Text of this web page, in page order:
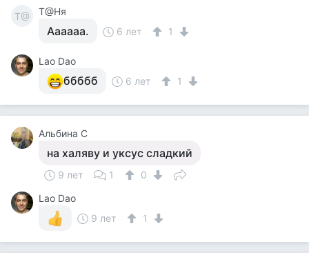
Т@ Т@Ня
Аааааа. 6 лет 1
Lao Dao
ббббб 6 лет 1
Альбина С
на халяву и уксус сладкий
9 лет 1
0
Lao Dao
9 лет
1